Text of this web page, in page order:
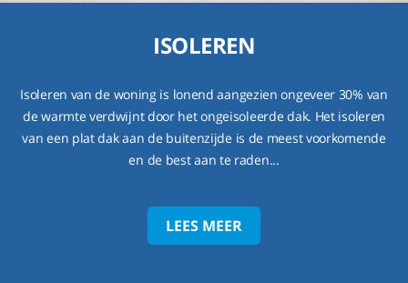
ISOLEREN
Isoleren van de woning is lonend aangezien ongeveer 30% van
de warmte verdwijnt door het ongeisoleerde dak. Het isoleren
van een plat dak aan de buitenzijde is de meest voorkomende
en de best aan te raden...
LEES MEER